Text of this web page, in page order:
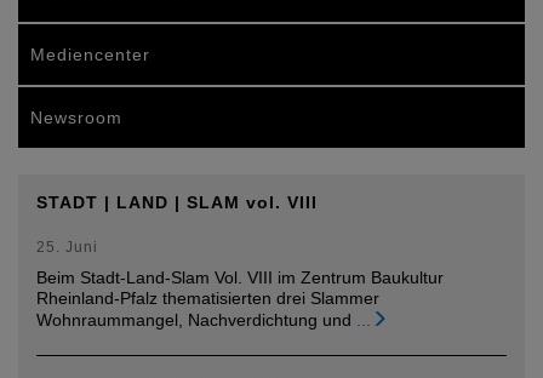
Mediencenter
Newsroom
STADT | LAND | SLAM vol. VIII
25. Juni
Beim Stadt-Land-Slam Vol. VIII im Zentrum Baukultur
Rheinland-Pfalz thematisierten drei Slammer
Wohnraummangel, Nachverdichtung und